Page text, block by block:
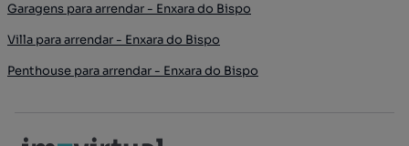
Garagens para arrendar - Enxara do Bispo
Villa para arrendar - Enxara do Bispo
Penthouse para arrendar - Enxara do Bispo